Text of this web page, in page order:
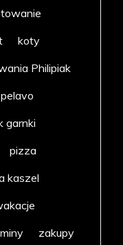
koty
Philipiak
pelavo
garnki
pizza
kaszel
zakupy